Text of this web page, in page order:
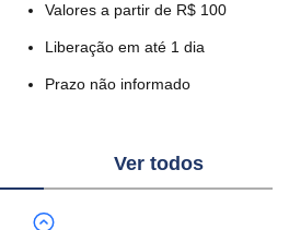
Valores a partir de R$ 100
Liberação em até 1 dia
Prazo não informado
Ver todos